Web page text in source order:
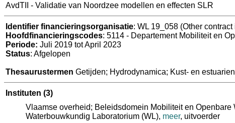
AvdTII - Validatie van Noordzee modellen en effecten SLR
Identifier financieringsorganisatie: WL 19_058 (Other contract
Hoofdfinancieringscodes: 5114 - Departement Mobiliteit en
Periode: Juli 2019 tot April 2023
Status: Afgelopen
Thesaurustermen Getijden; Hydrodynamica; Kust- en
Instituten (3)
Vlaamse overheid; Beleidsdomein Mobiliteit en
Waterbouwkundig Laboratorium (WL), meer, uitvoerder